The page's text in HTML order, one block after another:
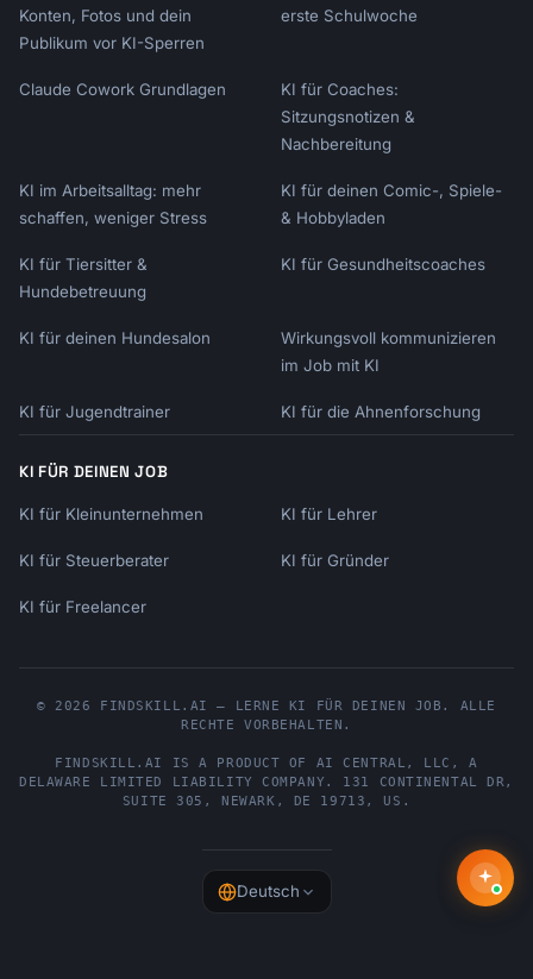
Konten, Fotos und dein
Publikum vor KI-Sperren
erste Schulwoche
Claude Cowork Grundlagen
KI für Coaches:
Sitzungsnotizen &
Nachbereitung
KI im Arbeitsalltag: mehr
schaffen, weniger Stress
KI für deinen Comic-, Spiele-
& Hobbyladen
KI für Tiersitter &
Hundebetreuung
KI für Gesundheitscoaches
KI für deinen Hundesalon
Wirkungsvoll kommunizieren
im Job mit KI
KI für Jugendtrainer KI für die Ahnenforschung
KI FÜR DEINEN JOB
KI für Kleinunternehmen KI für Lehrer
KI für Steuerberater KI für Gründer
KI für Freelancer
© 2026 FINDSKILL.AI — LERNE KI FÜR DEINEN JOB. ALLE
RECHTE VORBEHALTEN.
FINDSKILL.AI IS A PRODUCT OF AI CENTRAL, LLC , A
DELAWARE LIMITED LIABILITY COMPANY. 131 CONTINENTAL DR,
SUITE 305 , NEWARK , DE 19713 , US .
Deutsch